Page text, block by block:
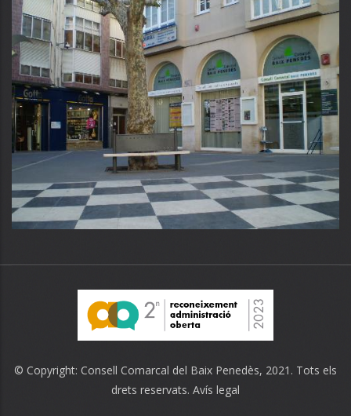
© Copyright: Consell Comarcal del Baix Penedès, 2021. Tots els
drets reservats. Avís legal